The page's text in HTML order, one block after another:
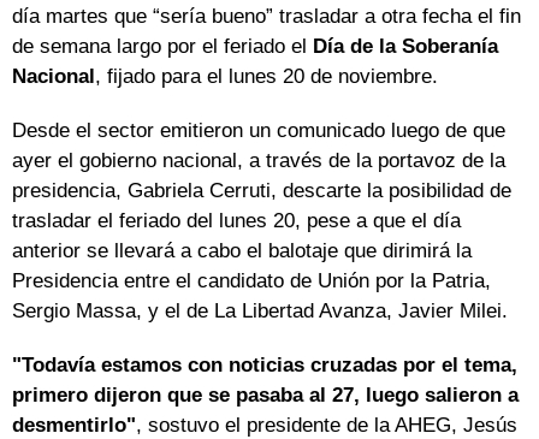
día martes que “sería bueno” trasladar a otra fecha el fin
de semana largo por el feriado el Día de la Soberanía
Nacional, fijado para el lunes 20 de noviembre.
Desde el sector emitieron un comunicado luego de que
ayer el gobierno nacional, a través de la portavoz de la
presidencia, Gabriela Cerruti, descarte la posibilidad de
trasladar el feriado del lunes 20, pese a que el día
anterior se llevará a cabo el balotaje que dirimirá la
Presidencia entre el candidato de Unión por la Patria,
Sergio Massa, y el de La Libertad Avanza, Javier Milei.
"Todavía estamos con noticias cruzadas por el tema,
primero dijeron que se pasaba al 27, luego salieron a
desmentirlo", sostuvo el presidente de la AHEG, Jesús